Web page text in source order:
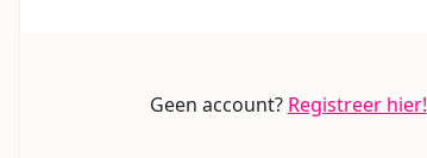
Geen account? Registreer hier!